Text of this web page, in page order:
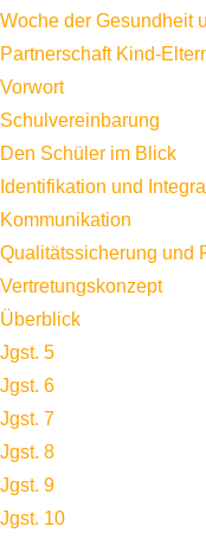
Woche der Gesundheit
Partnerschaft Kind-
Vorwort
Schulvereinbarung
Den Schüler im Blick
Identifikation und
Kommunikation
Qualitätssicherung und
Vertretungskonzept
Überblick
Jgst. 5
Jgst. 6
Jgst. 7
Jgst. 8
Jgst. 9
Jgst. 10